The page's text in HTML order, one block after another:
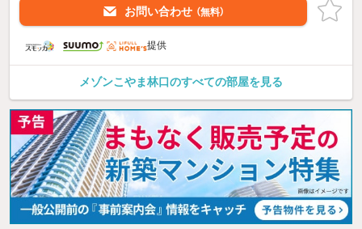
お問い合わせ （無料）
提供
メゾンこやま林口のすべての部屋を見る